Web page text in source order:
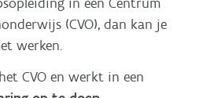
(CVO), dan kan je
werken.
CVO en werkt in een